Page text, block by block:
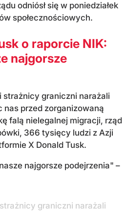
odniósł się w poniedziałek
społecznościowych.
o raporcie NIK:
najgorsze
strażnicy graniczni narażali
nas przed zorganizowaną
falą nielegalnej migracji, rząd
366 tysięcy ludzi z Azji
X Donald Tusk.
najgorsze podejrzenia" –
graniczni narażali